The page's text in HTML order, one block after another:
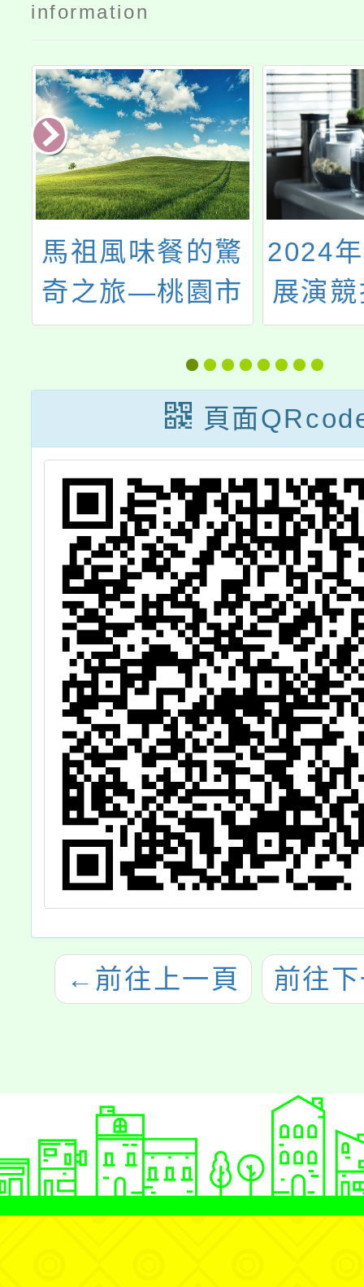
information
馬祖風味餐的驚
奇之旅—桃園市
112年度馬祖文
化體驗研習實施
計畫
2024
展演
能研
頁面
← 前往上一頁 前往